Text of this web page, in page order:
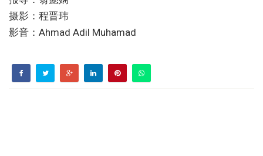
摄影：程晋玮
影音：Ahmad Adil Muhamad